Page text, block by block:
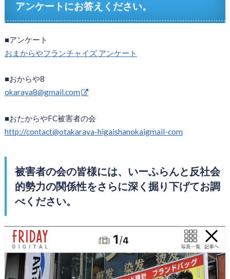
アンケートにお答えください。
■アンケート
おまからやフランチャイズ アンケート
■おからや8
okaraya8@gmail.com
■おたからやFC被害者の会
http://contact@otakaraya-higaishanokaigmail-com
被害者の会の皆様には、いーふらんと反社会
的勢力の関係性をさらに深く掘り下げてお調
べください。